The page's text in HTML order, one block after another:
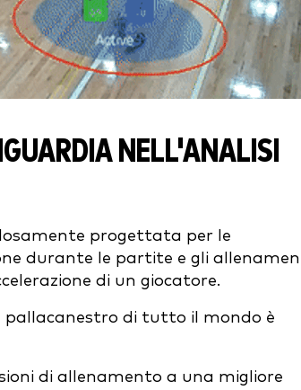
NELL'ANALISI
progettata per le
durante le partite e gli
di un giocatore.
pallacanestro di tutto il mondo è
di allenamento a una migliore